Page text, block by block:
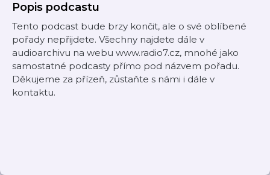
Popis podcastu
Tento podcast bude brzy končit, ale o své oblíbené
pořady nepřijdete. Všechny najdete dále v
audioarchivu na webu www.radio7.cz, mnohé jako
samostatné podcasty přímo pod názvem pořadu.
Děkujeme za přízeň, zůstaňte s námi i dále v
kontaktu.